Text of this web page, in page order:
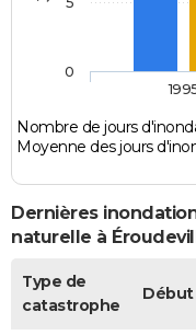
Nombre de jours
Moyenne des jours
0
Dernières
naturelle à
Type de
catastrophe
Début